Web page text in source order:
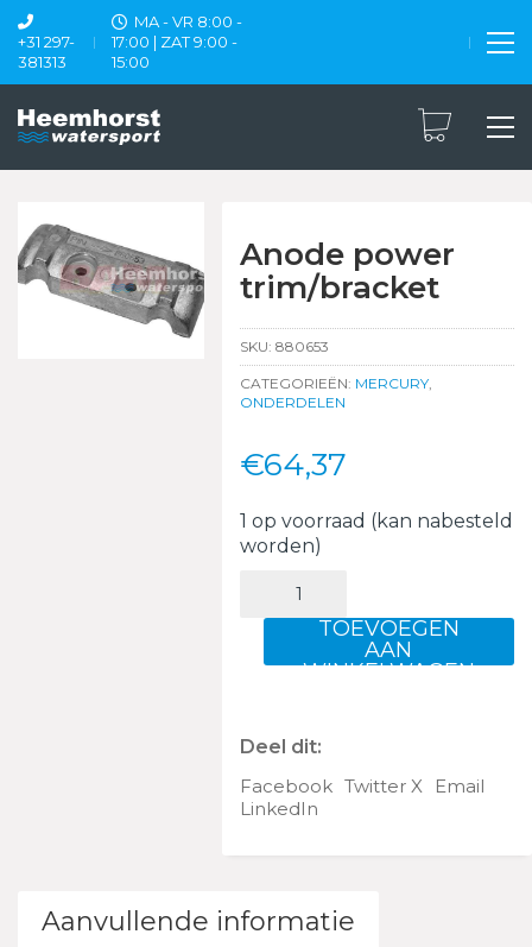
+31 297-
381313
MA - VR 8:00 -
17:00 | ZAT 9:00 -
15:00
Anode power
trim/bracket
SKU: 880653
CATEGORIEËN: MERCURY,
ONDERDELEN
€64,37
1 op voorraad (kan nabesteld
worden)
trim/bracketTOEVOEGEN
AAN
WINKELWAGEN
Deel dit:
Facebook Twitter X
Email
LinkedIn
Aanvullende informatie